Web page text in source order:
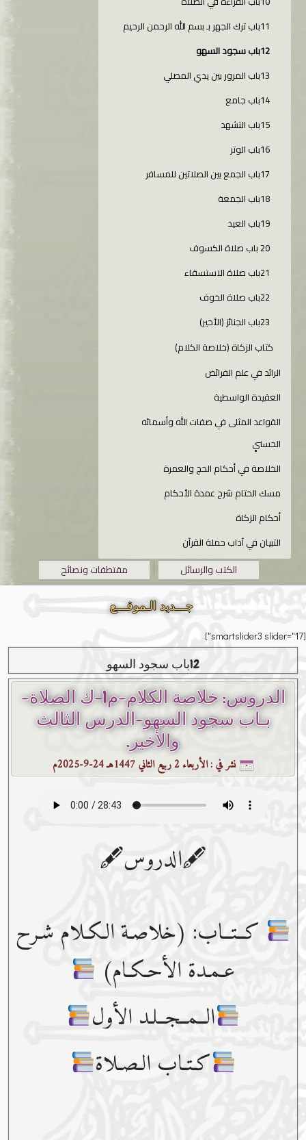
11باب ترك الجهر بـ بسم الله الرحمن الرحيم
12باب سجود السهو
13باب المرور بين يدي المصلي
14باب جامع
15باب التشهد
16باب الوتر
17باب الجمع بين الصلاتين للمسافر
18باب الجمعة
19باب العيد
20 باب صلاة الكسوف
21باب صلاة الاستسقاء
22باب صلاة الخوف
23باب الجنائز (الأخير)
كتاب الزكاة (خلاصة الكلام)
الرائد في علم الفرائض
العقيدة الواسطية
القواعد المثلى في صفات الله وأسمائه
الحسنىِِِ
الخلاصة في أحكام الحج والعمرة
مسك الختام شرح عمدة الأحكام
أحكام الزكاة
التبيان في آداب حملة القرآن
الكتب والرسائل مقتطفات ونصائح
جـــديد الـموقـــع
[smartslider3 slider="17"]
12باب سجود السهو
الدروس: خلاصة الكلام-م1-ك الصلاة-
بـاب سجود السهو-الدرس الثالث
والأخير.
نشر في :الأربعاء 2 ربيع الثاني 1447هـ 24-9-2025م
🖋الدروس🖋
كــتــاب: (خلاصـة الـكـلام شـرح
عـمـدة الأحـكـام)
الــمــجــلـد الأول
كـتـاب الـصـلاة